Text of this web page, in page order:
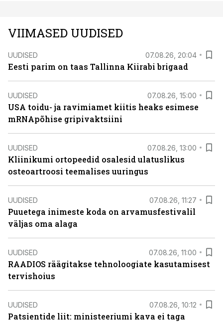
VIIMASED UUDISED
UUDISED 07.08.26, 20:04
Eesti parim on taas Tallinna Kiirabi brigaad
UUDISED 07.08.26, 15:00
USA toidu- ja ravimiamet kiitis heaks esimese
mRNApõhise gripivaktsiini
UUDISED 07.08.26, 13:00
Kliinikumi ortopeedid osalesid ulatuslikus
osteoartroosi teemalises uuringus
UUDISED 07.08.26, 11:27
Puuetega inimeste koda on arvamusfestivalil
väljas oma alaga
UUDISED 07.08.26, 11:00
RAADIOS räägitakse tehnoloogiate kasutamisest
tervishoius
UUDISED 07.08.26, 10:12
Patsientide liit: ministeeriumi kava ei taga